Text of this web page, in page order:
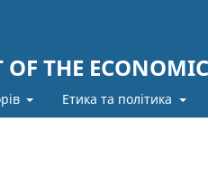
THE
Етика та політика